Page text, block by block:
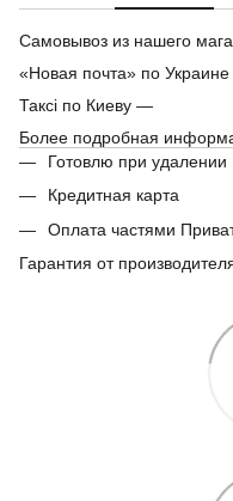
Самовывоз из нашего
«Новая почта» по
Таксі по Киеву —
Более подробная
Готовлю при удалении
Кредитная карта
Оплата частями
Гарантия от